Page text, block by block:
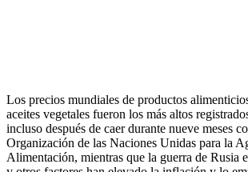
Los precios mundiales de productos
aceites vegetales fueron los más altos
incluso después de caer durante nueve meses
Organización de las Naciones Unidas para la
Alimentación, mientras que la guerra de Rusia